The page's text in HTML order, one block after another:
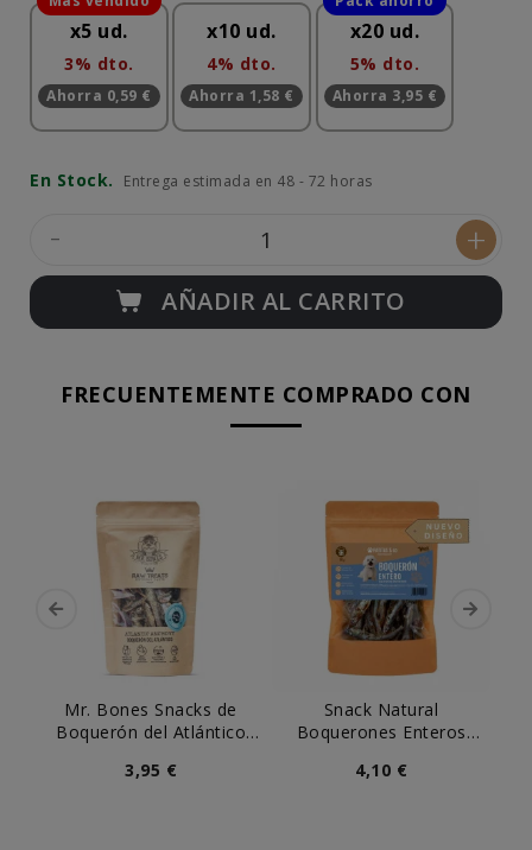
x5 ud.
3% dto.
Ahorra 0,59 €
x10 ud.
4% dto.
Ahorra 1,58 €
x20 ud.
5% dto.
Ahorra 3,95 €
En Stock. Entrega estimada en 48 - 72 horas
- +
AÑADIR AL CARRITO
FRECUENTEMENTE COMPRADO CON
Mr. Bones Snacks de
Boquerón del Atlántico
3,95 €
Snack Natural
Boquerones Enteros
4,10 €